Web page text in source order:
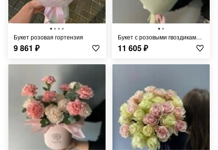
Букет розовая гортензия
9 861 ₽
Букет с розовыми гвоздиками и эвкалиптом
11 605₽